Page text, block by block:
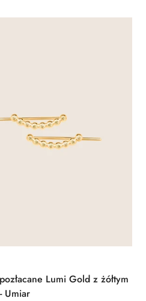
Lumi Gold z żółtym
Umiar